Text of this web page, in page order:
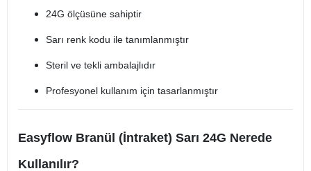
24G ölçüsüne sahiptir
Sarı renk kodu ile tanımlanmıştır
Steril ve tekli ambalajlıdır
Profesyonel kullanım için tasarlanmıştır
Easyflow Branül (İntraket) Sarı 24G Nerede
Kullanılır?